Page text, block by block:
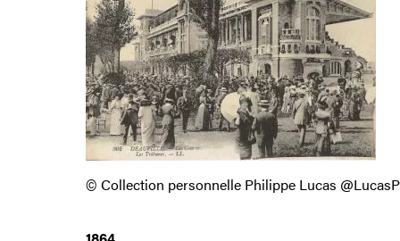
© Collection personnelle Philippe Lucas